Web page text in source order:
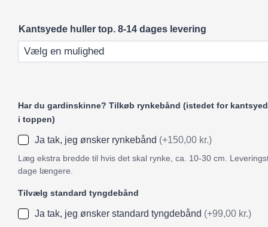
Kantsyede huller top. 8-14 dages levering
Har du gardinskinne? Tilkøb rynkebånd (istedet for
i toppen)
Ja tak, jeg ønsker rynkebånd (+150,00 kr.)
Læg ekstra bredde til hvis det skal rynke, ca. 10-30 cm.
dage længere.
Tilvælg standard tyngdebånd
Ja tak, jeg ønsker standard tyngdebånd (+99,00 kr.)